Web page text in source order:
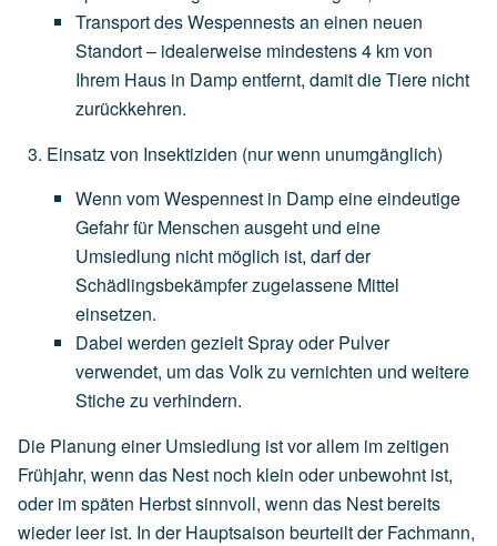
TransportdesWespennestsan einen neuen
Standort– idealerweise mindestens4 kmvon
Ihrem Haus in Dampentfernt, damitdieTiere nicht
zurückkehren.
Einsatz von Insektiziden (nurwenn unumgänglich)
Wenn vomWespennest in Dampeineeindeutige
Gefahrfür Menschen ausgeht und eine
Umsiedlung nicht möglich ist, darfder
Schädlingsbekämpferzugelassene Mittel
einsetzen.
Dabei werden gezieltSprayoder Pulver
verwendet, umdasVolkzu vernichten und weitere
Stichezu verhindern.
Die Planung einer Umsiedlung ist vor allem im zeitigen
Frühjahr, wenn das Nest noch klein oder unbewohnt ist,
oder im späten Herbst sinnvoll, wenn das Nest bereits
wieder leer ist. In der Hauptsaison beurteilt der Fachmann,